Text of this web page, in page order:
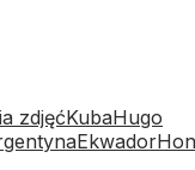
zdjęćKubaHugo
Ekwador